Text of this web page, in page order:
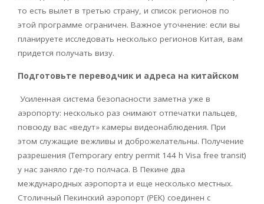
то есть вылет в третью страну, и список регионов по
этой программе ограничен. Важное уточнение: если вы
планируете исследовать несколько регионов Китая, вам
придется получать визу.
Подготовьте переводчик и адреса на китайском
Усиленная система безопасности заметна уже в
аэропорту: несколько раз снимают отпечатки пальцев,
повсюду вас «ведут» камеры видеонаблюдения. При
этом служащие вежливы и доброжелательны. Получение
разрешения (Temporary entry permit 144 h Visa free transit)
у нас заняло где-то полчаса. В Пекине два
международных аэропорта и еще несколько местных.
Столичный Пекинский аэропорт (PEK) соединен с